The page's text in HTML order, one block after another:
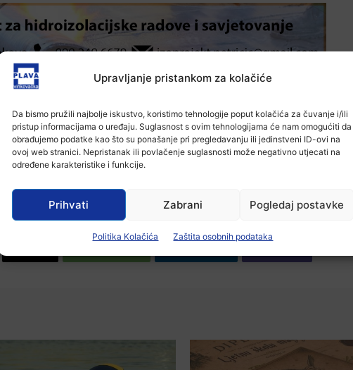
Upravljanje pristankom za kolačiće
Da bismo pružili najbolje iskustvo, koristimo tehnologije poput kolačića za čuvanje i/ili
pristup informacijama o uređaju. Suglasnost s ovim tehnologijama će nam omogućiti da
obrađujemo podatke kao što su ponašanje pri pregledavanju ili jedinstveni ID-ovi na
ovoj web stranici. Nepristanak ili povlačenje suglasnosti može negativno utjecati na
određene karakteristike i funkcije.
Prihvati Zabrani Pogledaj postavke
Politika Kolačića Zaštita osobnih podataka